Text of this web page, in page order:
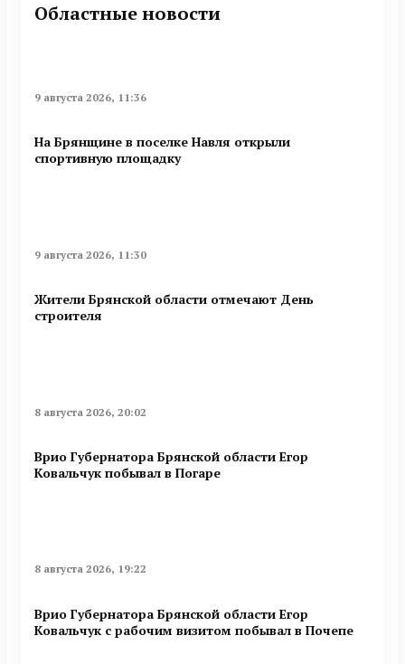
Областные новости
9 августа 2026, 11:36
На Брянщине в поселке Навля открыли
спортивную площадку
9 августа 2026, 11:30
Жители Брянской области отмечают День
строителя
8 августа 2026, 20:02
Врио Губернатора Брянской области Егор
Ковальчук побывал в Погаре
8 августа 2026, 19:22
Врио Губернатора Брянской области Егор
Ковальчук с рабочим визитом побывал в Почепе